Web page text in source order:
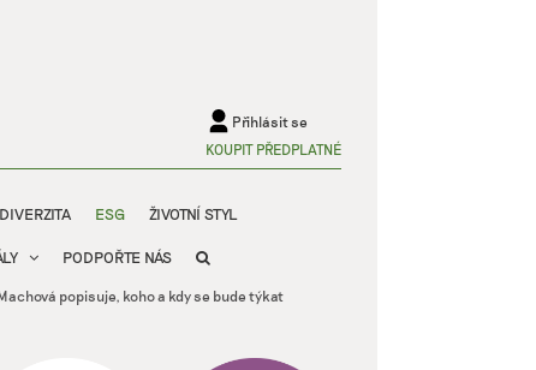
Přihlásit se
KOUPIT PŘEDPLATNÉ
ESG ŽIVOTNÍ STYL
PODPOŘTE NÁS
popisuje, koho a kdy se bude týkat